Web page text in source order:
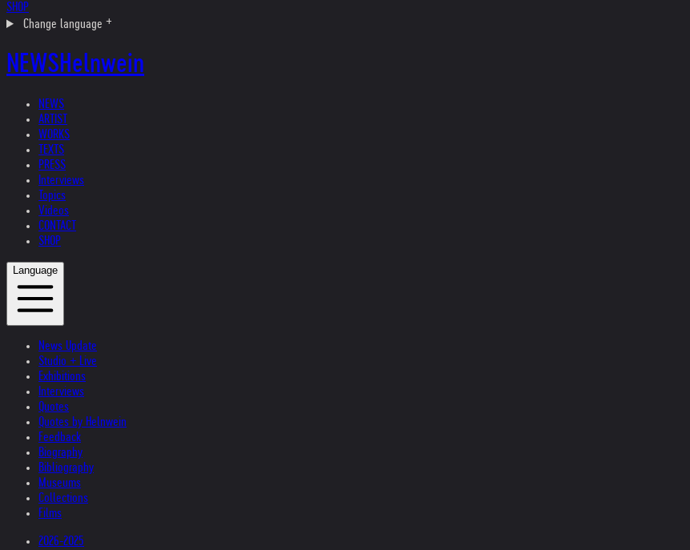
SHOP
Change language
NEWSHelnwein
NEWS
ARTIST
WORKS
TEXTS
PRESS
Interviews
Topics
Videos
CONTACT
SHOP
Language
News Update
Studio + Live
Exhibitions
Interviews
Quotes
Quotes by Helnwein
Feedback
Biography
Bibliography
Museums
Collections
Films
2026-2025